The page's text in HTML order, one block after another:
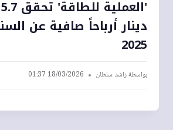
دينار أرباحاً صافية عن
2025
بواسطةراشد سلطان 18/03/2026 01:37